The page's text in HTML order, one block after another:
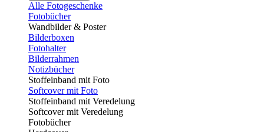
Alle Fotogeschenke
Fotobücher
Wandbilder & Poster
Bilderboxen
Fotohalter
Bilderrahmen
Notizbücher
Stoffeinband mit Foto
Softcover mit Foto
Stoffeinband mit Veredelung
Softcover mit Veredelung
Fotobücher